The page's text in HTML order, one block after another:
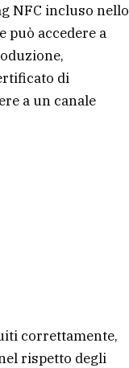
NFC incluso nello
può accedere a
di
a un canale
correttamente,
rispetto degli